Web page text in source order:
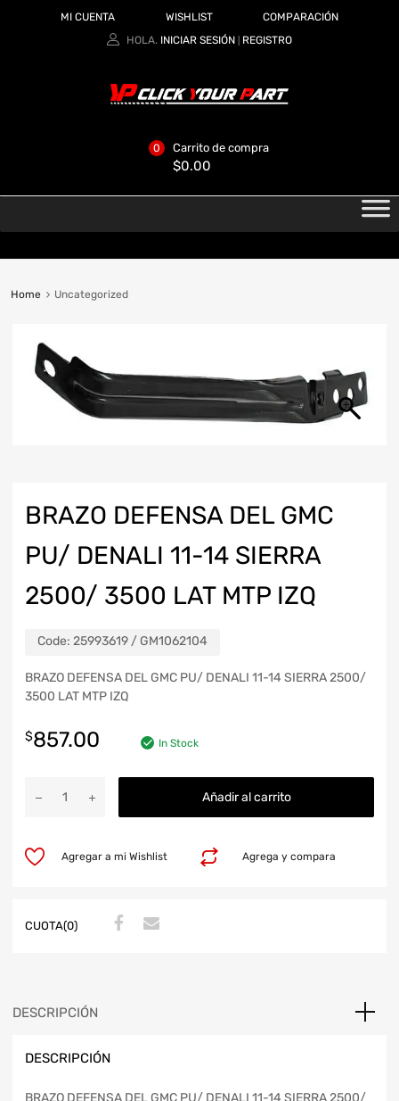
MI CUENTA WISHLIST
COMPARACIÓN
HOLA. INICIAR SESIÓN REGISTRO
Carrito de compra
$0.00
0
Home Uncategorized
BRAZO DEFENSA DEL GMC
PU/ DENALI 11-14 SIERRA
2500/ 3500 LAT MTP IZQ
Code: 25993619 / GM1062104
BRAZO DEFENSA DEL GMC PU/ DENALI 11-14 SIERRA 2500/
3500 LAT MTP IZQ
$857.00 In Stock
Añadir al carrito
Agrega y compara
Agregar a mi Wishlist
CUOTA(0)
DESCRIPCIÓN
DESCRIPCIÓN